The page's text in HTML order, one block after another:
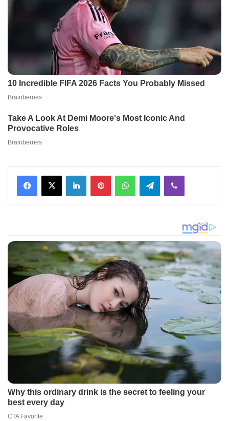
Facebook
X LinkedInPinterestWhatsAppTelegramViber